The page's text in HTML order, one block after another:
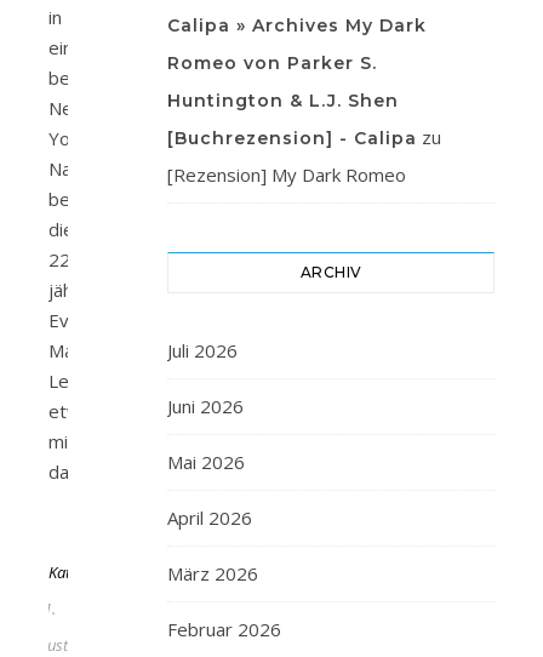
in
einem
berüchtigten
New
Yorker
Nachtclub
bekommt
die
22-
jährige
Event-
Managerin
Lennon
etwas
mit,
das…
KathaFlauschi
21.
August
Calipa » Archives My Dark
Romeo von Parker S.
Huntington & L.J. Shen
[Buchrezension] - Calipa zu
[Rezension] My Dark Romeo
ARCHIV
Juli 2026
Juni 2026
Mai 2026
April 2026
März 2026
Februar 2026